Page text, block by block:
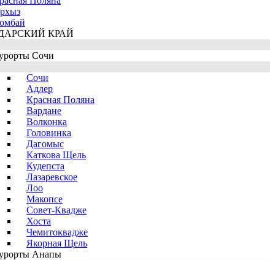
КРАЙ
Сочи
Сочи
Адлер
Красная Поляна
Вардане
Волконка
Головинка
Дагомыс
Каткова Щель
Кудепста
Лазаревское
Лоо
Макопсе
Совет-Квадже
Хоста
Чемитоквадже
Якорная Щель
Анапы